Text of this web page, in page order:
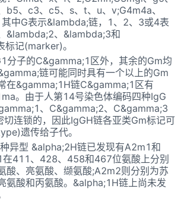
、c3、c5、s、t、u、v;G4m4a、
中G表示&lambda;链，1、2、3或4表
&lambda;2、&lambda;3和
记(marker)。
分子的C&gamma;1区外，其余的Gm均
链可能同时具有一个以上的Gm
在&gamma;1H链C&gamma;1区有
。由于人第14号染色体编码四种IgG
、C&gamma;2、C&gamma;3
连锁的，因此IgGH链各亚类Gm标记可
遗传给子代。
异型 &alpha;2H链已发现有A2m1和
411、428、458和467位氨酸上分别
酸、亮氨酸、缬氨酸;A2m2则分别为苏
氨酸和丙氨酸。&alpha;1H链上尚未发